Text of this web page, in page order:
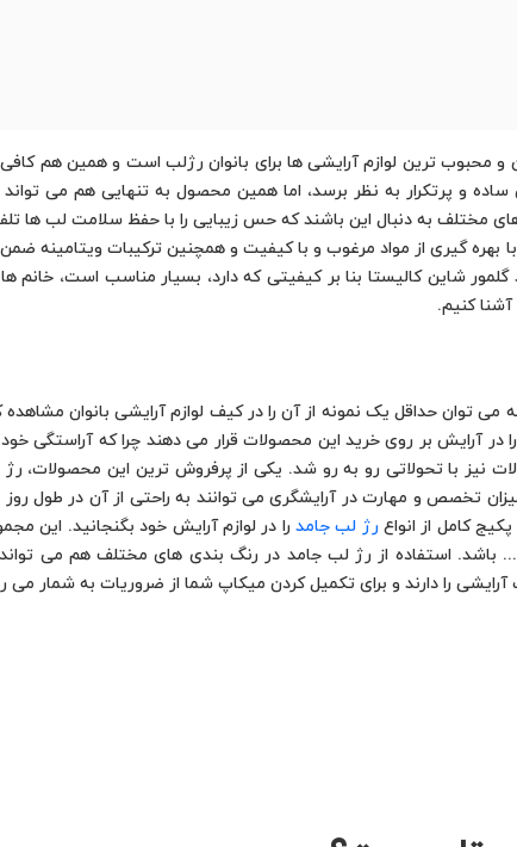
و محبوب ترین لوازم آرایشی ها برای بانوان رژلب است و همین هم
و پرتکرار به نظر برسد، اما همین محصول به تنهایی هم می
مختلف به دنبال این باشند که حس زیبایی را با حفظ سلامت لب ها
بهره گیری از مواد مرغوب و با کیفیت و همچنین ترکیبات ویتامینه
شاین کالیستا بنا بر کیفیتی که دارد، بسیار مناسب است، خانم ها
آشنا کنیم.
توان حداقل یک نمونه از آن را در کیف لوازم آرایشی بانوان
در آرایش بر روی خرید این محصولات قرار می دهند چرا که آراستگی
نیز با تحولاتی رو به رو شد. یکی از پرفروش ترین این محصولات،
میزان تخصص و مهارت در آرایشگری می توانند به راحتی از آن در طول
کامل از انواع رژ لب جامدرا در لوازم آرایش خود بگنجانید. این
براق، رژ لب 24 ساعته جامد و... باشد. استفاده از رژ لب جامد در رنگ بندی های
را دارند و برای تکمیل کردن میکاپ شما از ضروریات به شمار می